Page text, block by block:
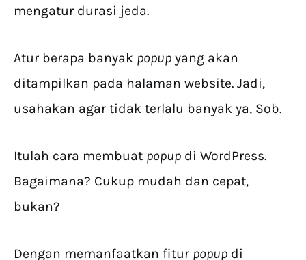
mengatur durasi jeda.
Atur berapa banyak popup yang akan
ditampilkan pada halaman website. Jadi,
usahakan agar tidak terlalu banyak ya, Sob.
Itulah cara membuat popup di WordPress.
Bagaimana? Cukup mudah dan cepat,
bukan?
Dengan memanfaatkan fitur popup di